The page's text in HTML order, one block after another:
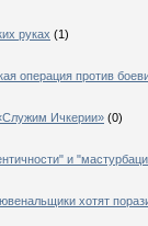
руках (1)
операция против
Ичкерии» (0)
и
хотят